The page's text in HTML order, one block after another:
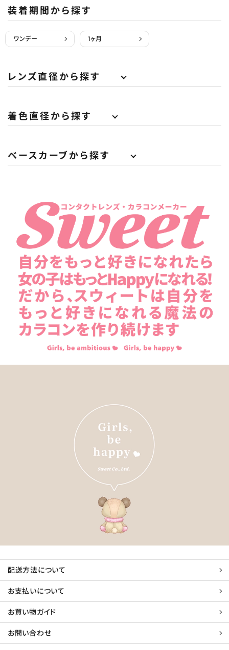
装着期間から探す
ワンデー 1ヶ月
レンズ直径から探す
着色直径から探す
ベースカーブから探す
配送方法について
お支払いについて
お買い物ガイド
お問い合わせ